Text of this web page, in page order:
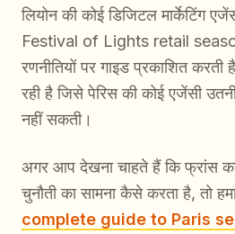
लियोन की कोई डिजिटल मार्केटिंग
Festival of Lights retail
रणनीतियों पर गाइड प्रकाशित
रही है जिसे पेरिस की कोई एजेंसी उतनी
नहीं सकती।
अगर आप देखना चाहते हैं कि फ्रांस
चुनौती का सामना कैसे करता है, तो
complete guide to Paris